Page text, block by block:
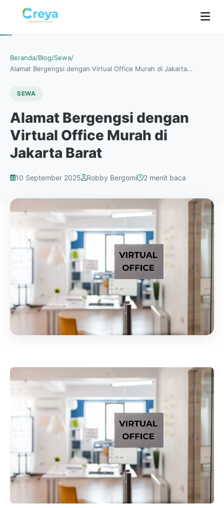
Beranda/Blog/Sewa/
Alamat Bergengsi dengan Virtual Office Murah di Jakarta…
SEWA
Alamat Bergengsi dengan
Virtual Office Murah di
Jakarta Barat
10 September 2025 Robby Bergomi 2 menit baca